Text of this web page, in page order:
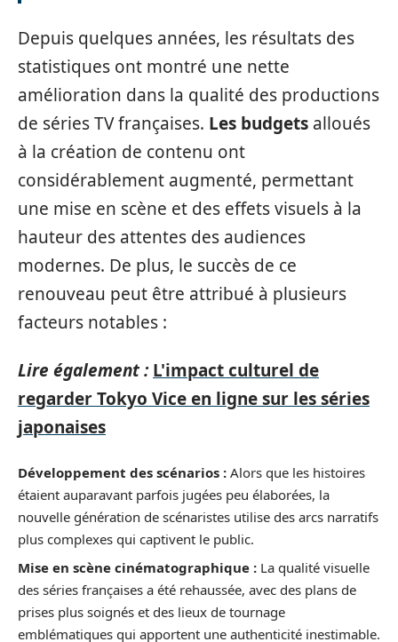
Depuis quelques années, les résultats des
statistiques ont montré une nette
amélioration dans la qualité des productions
de séries TV françaises. Les budgets alloués
à la création de contenu ont
considérablement augmenté, permettant
une mise en scène et des effets visuels à la
hauteur des attentes des audiences
modernes. De plus, le succès de ce
renouveau peut être attribué à plusieurs
facteurs notables :
Lire également : L'impact culturel de
regarder Tokyo Vice en ligne sur les séries
japonaises
Développement des scénarios : Alors que les histoires
étaient auparavant parfois jugées peu élaborées, la
nouvelle génération de scénaristes utilise des arcs narratifs
plus complexes qui captivent le public.
Mise en scène cinématographique : La qualité visuelle
des séries françaises a été rehaussée, avec des plans de
prises plus soignés et des lieux de tournage
emblématiques qui apportent une authenticité inestimable.